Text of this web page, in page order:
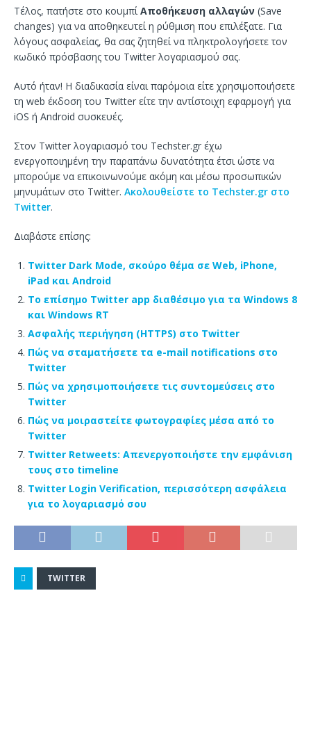
Τέλος, πατήστε στο κουμπίΑποθήκευση αλλαγών (Save
changes) για να αποθηκευτεί η ρύθμιση που επιλέξατε. Για
λόγους ασφαλείας, θα σας ζητηθεί να πληκτρολογήσετε τον
κωδικό πρόσβασης του Twitter λογαριασμού σας.
Αυτό ήταν! Η διαδικασία είναι παρόμοια είτε χρησιμοποιήσετε
τη web έκδοση του Twitter είτε την αντίστοιχη εφαρμογή για
iOS ή Android συσκευές.
Στον Twitter λογαριασμό του Techster.gr έχω
ενεργοποιημένη την παραπάνω δυνατότητα έτσι ώστε να
μπορούμε να επικοινωνούμε ακόμη και μέσω προσωπικών
μηνυμάτων στο Twitter. Ακολουθείστε το Techster.gr στο
Twitter.
Διαβάστε επίσης:
Twitter Dark Mode, σκούρο θέμα σε Web, iPhone,
iPad και Android
Το επίσημο Twitter app διαθέσιμο για τα Windows 8
και Windows RT
Ασφαλής περιήγηση (HTTPS) στο Twitter
Πώς να σταματήσετε τα e-mail notifications στο
Twitter
Πώς να χρησιμοποιήσετε τις συντομεύσεις στο
Twitter
Πώς να μοιραστείτε φωτογραφίες μέσα από το
Twitter
Twitter Retweets: Απενεργοποιήστε την εμφάνιση
τους στο timeline
Twitter Login Verification, περισσότερη ασφάλεια
για το λογαριασμό σου
TWITTER